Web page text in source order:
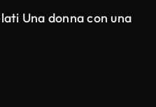
Una donna con una